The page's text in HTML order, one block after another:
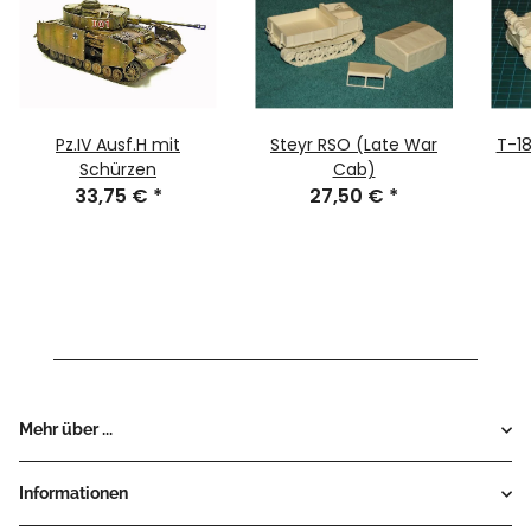
Pz.IV Ausf.H mit
Schürzen
33,75 € *
Steyr RSO (Late War
Cab)
27,50 € *
T-
Mehr über ...
Informationen